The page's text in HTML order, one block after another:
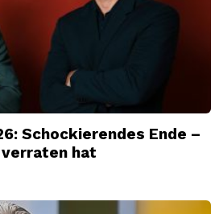
Schockierendes Ende –
hat